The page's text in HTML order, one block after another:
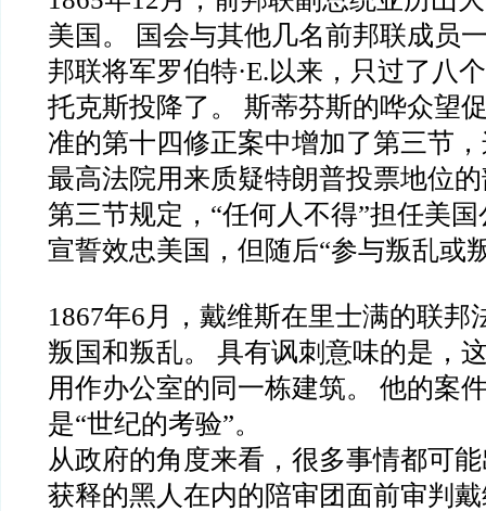
美国。 国会与其他几名前邦联成员
邦联将军罗伯特·E.以来，只过了八
托克斯投降了。 斯蒂芬斯的哗众望
准的第十四修正案中增加了第三节
最高法院用来质疑特朗普投票地位
第三节规定，“任何人不得”担任美
宣誓效忠美国，但随后“参与叛乱或
1867年6月，戴维斯在里士满的联邦
叛国和叛乱。 具有讽刺意味的是，
用作办公室的同一栋建筑。 他的案
是“世纪的考验”。
从政府的角度来看，很多事情都可
获释的黑人在内的陪审团面前审判